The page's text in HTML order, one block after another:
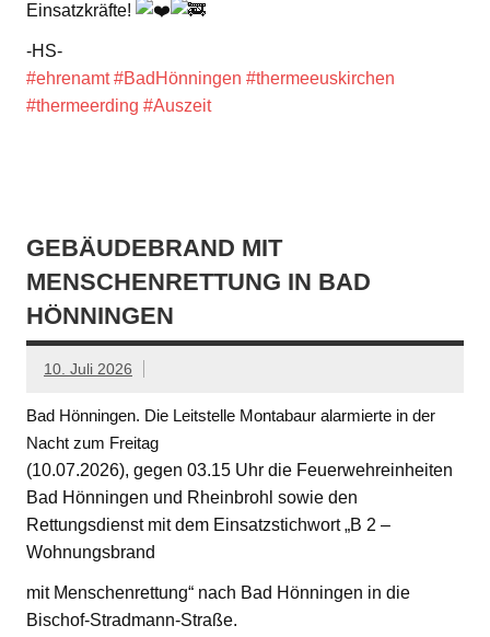
Einsatzkräfte!
-HS-
#ehrenamt #BadHönningen #thermeeuskirchen
#thermeerding #Auszeit
GEBÄUDEBRAND MIT
MENSCHENRETTUNG IN BAD
HÖNNINGEN
10. Juli 2026
Bad Hönningen. Die Leitstelle Montabaur alarmierte in der
Nacht zum Freitag
(10.07.2026), gegen 03.15 Uhr die Feuerwehreinheiten
Bad Hönningen und Rheinbrohl sowie den
Rettungsdienst mit dem Einsatzstichwort „B 2 –
Wohnungsbrand
mit Menschenrettung“ nach Bad Hönningen in die
Bischof-Stradmann-Straße.